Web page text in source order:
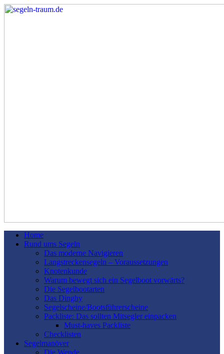
Home
Rund ums Segeln
Das moderne Navigieren
Langstreckensegeln – Voraussetzungen
Knotenkunde
Warum bewegt sich ein Segelboot vorwärts?
Die Segelbootarten
Das Dinghy
Segelscheine/Bootsführerscheine
Packliste: Das sollten Mitsegler einpacken
Must-haves Packliste
Checklisten
Segelmanöver
Die Wende